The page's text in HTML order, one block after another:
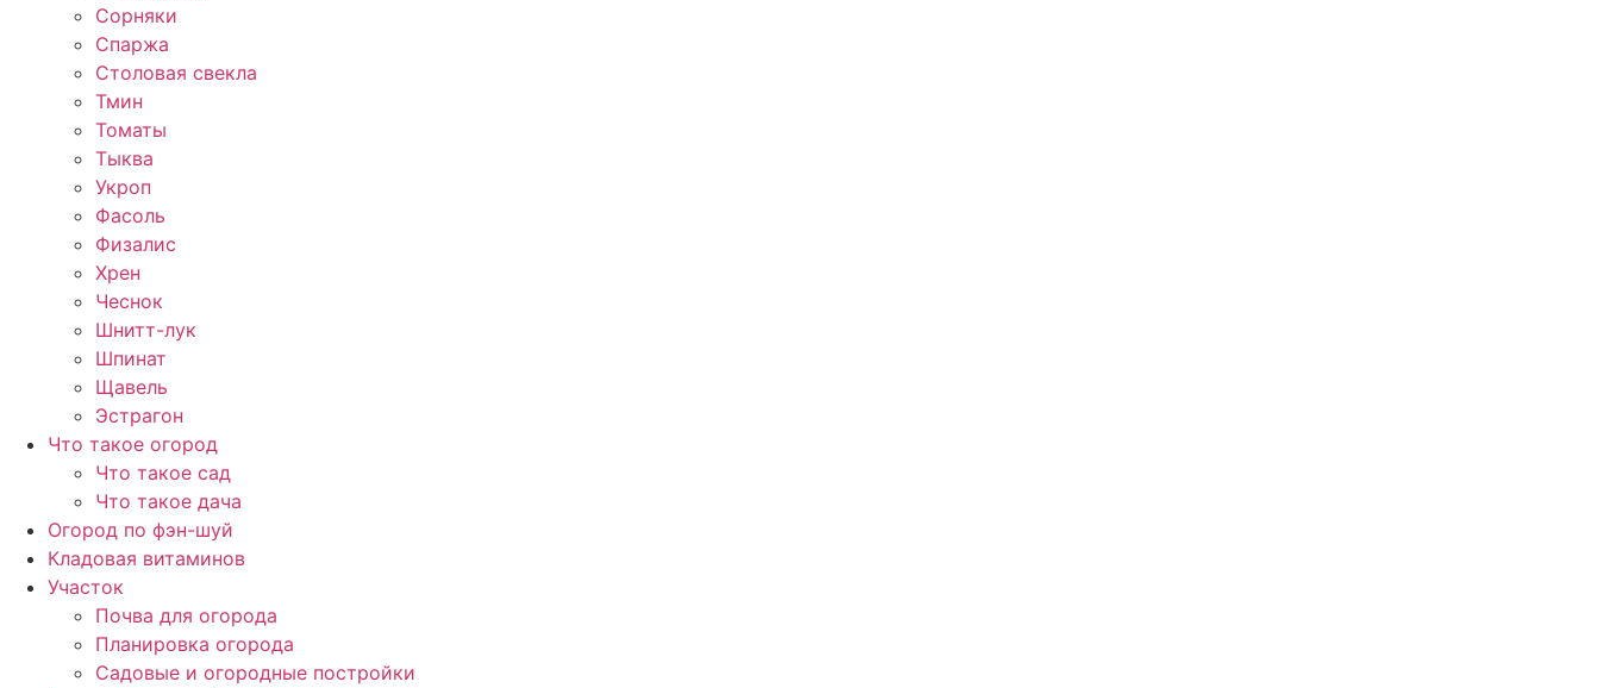
Сорняки
Спаржа
Столовая свекла
Тмин
Томаты
Тыква
Укроп
Фасоль
Физалис
Хрен
Чеснок
Шнитт-лук
Шпинат
Щавель
Эстрагон
Что такое огород
Что такое сад
Что такое дача
Огород по фэн-шуй
Кладовая витаминов
Участок
Почва для огорода
Планировка огорода
Садовые и огородные постройки